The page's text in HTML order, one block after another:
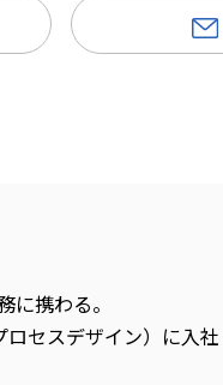
携わる。
セスデザイン）に入